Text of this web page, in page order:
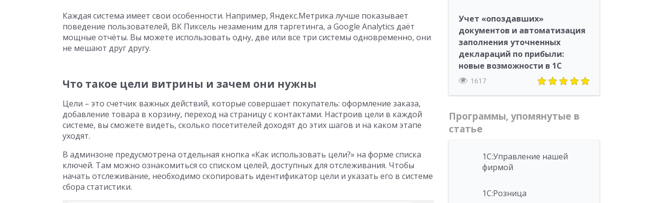
Каждая система имеет свои особенности. Например, Яндекс.Метрика лучше показывает
поведение пользователей, ВК Пиксель незаменим для таргетинга, а Google Analytics даёт
мощные отчёты. Вы можете использовать одну, две или все три системы одновременно, они
не мешают друг другу.
Что такое цели витрины и зачем они нужны
Цели – это счетчик важных действий, которые совершает покупатель: оформление заказа,
добавление товара в корзину, переход на страницу с контактами. Настроив цели в каждой
системе, вы сможете видеть, сколько посетителей доходят до этих шагов и на каком этапе
уходят.
В админзоне предусмотрена отдельная кнопка «Как использовать цели?» на форме списка
ключей. Там можно ознакомиться со списком целей, доступных для отслеживания. Чтобы
начать отслеживание, необходимо скопировать идентификатор цели и указать его в системе
сбора статистики.
Учет «опоздавших»
документов и автоматизация
заполнения уточненных
деклараций по прибыли:
новые возможности в 1С
1617
Программы, упомянутые в
статье
1С:Управление нашей
фирмой
1С:Розница